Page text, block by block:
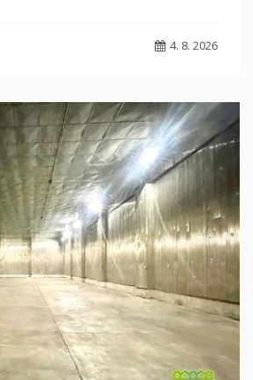
4. 8. 2026